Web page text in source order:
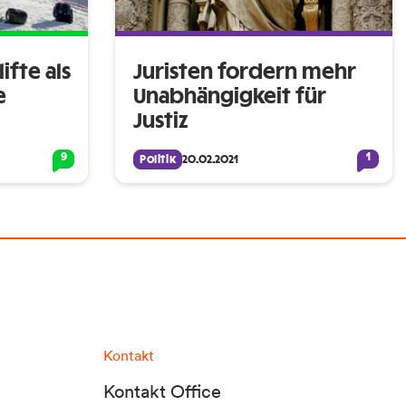
als
9
Juristen fordern mehr
Unabhängigkeit für
Justiz
Politik 20.02.2021 1
Kontakt
Kontakt Office